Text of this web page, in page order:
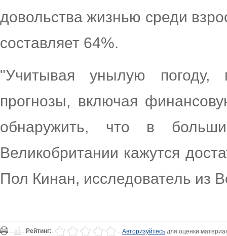
довольства жизнью среди
составляет 64%.
"Учитывая унылую погоду,
прогнозы, включая
обнаружить, что в
Великобритании кажутся
Пол Кинан, исследователь из
Рейтинг: Авторизуйтесьдля оценки